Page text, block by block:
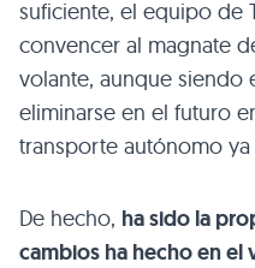
suficiente, el equipo de
convencer al magnate
volante, aunque
eliminarse en el futuro
transporte autónomo
De hecho, ha sido la
cambios ha hecho en el